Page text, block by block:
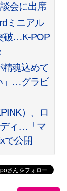
会に出席
ミニアル
破…K-POP
精魂込めて
」…グラビ
）、ロ
ディ…「マ
で公開